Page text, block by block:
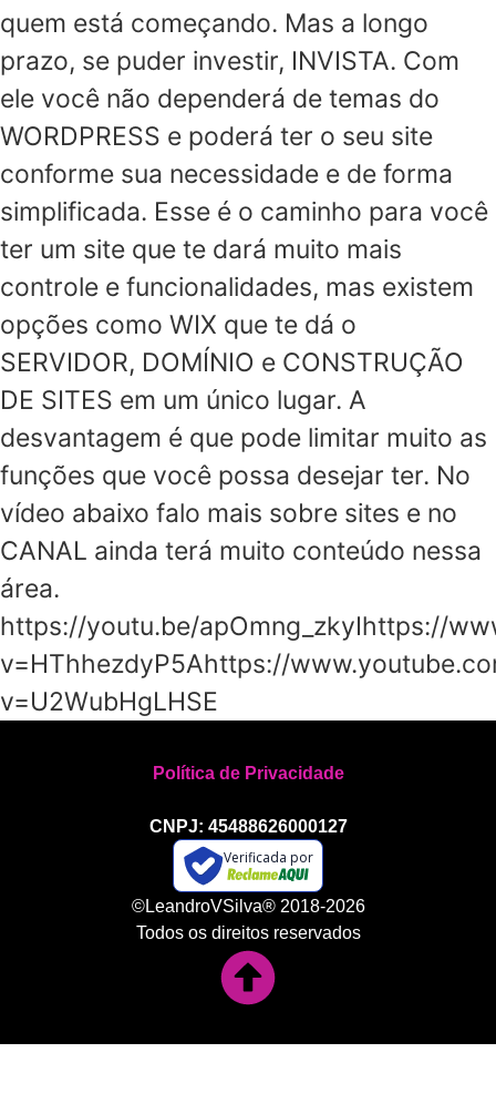
quem está começando. Mas a longo
prazo, se puder investir, INVISTA. Com
ele você não dependerá de temas do
WORDPRESS e poderá ter o seu site
conforme sua necessidade e de forma
simplificada. Esse é o caminho para você
ter um site que te dará muito mais
controle e funcionalidades, mas existem
opções como WIX que te dá o
SERVIDOR, DOMÍNIO e CONSTRUÇÃO
DE SITES em um único lugar. A
desvantagem é que pode limitar muito as
funções que você possa desejar ter. No
vídeo abaixo falo mais sobre sites e no
CANAL ainda terá muito conteúdo nessa
área.
https://youtu.be/apOmng_zkyIhttps://
v=HThhezdyP5Ahttps://
v=U2WubHgLHSE
Política de Privacidade
CNPJ: 45488626000127
Verificada por
©LeandroVSilva® 2018-2026
Todos os direitos reservados